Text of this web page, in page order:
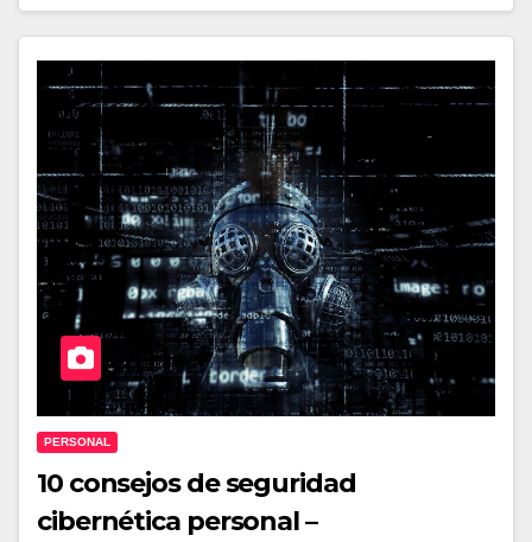
PERSONAL
10 consejos de seguridad
cibernética personal –